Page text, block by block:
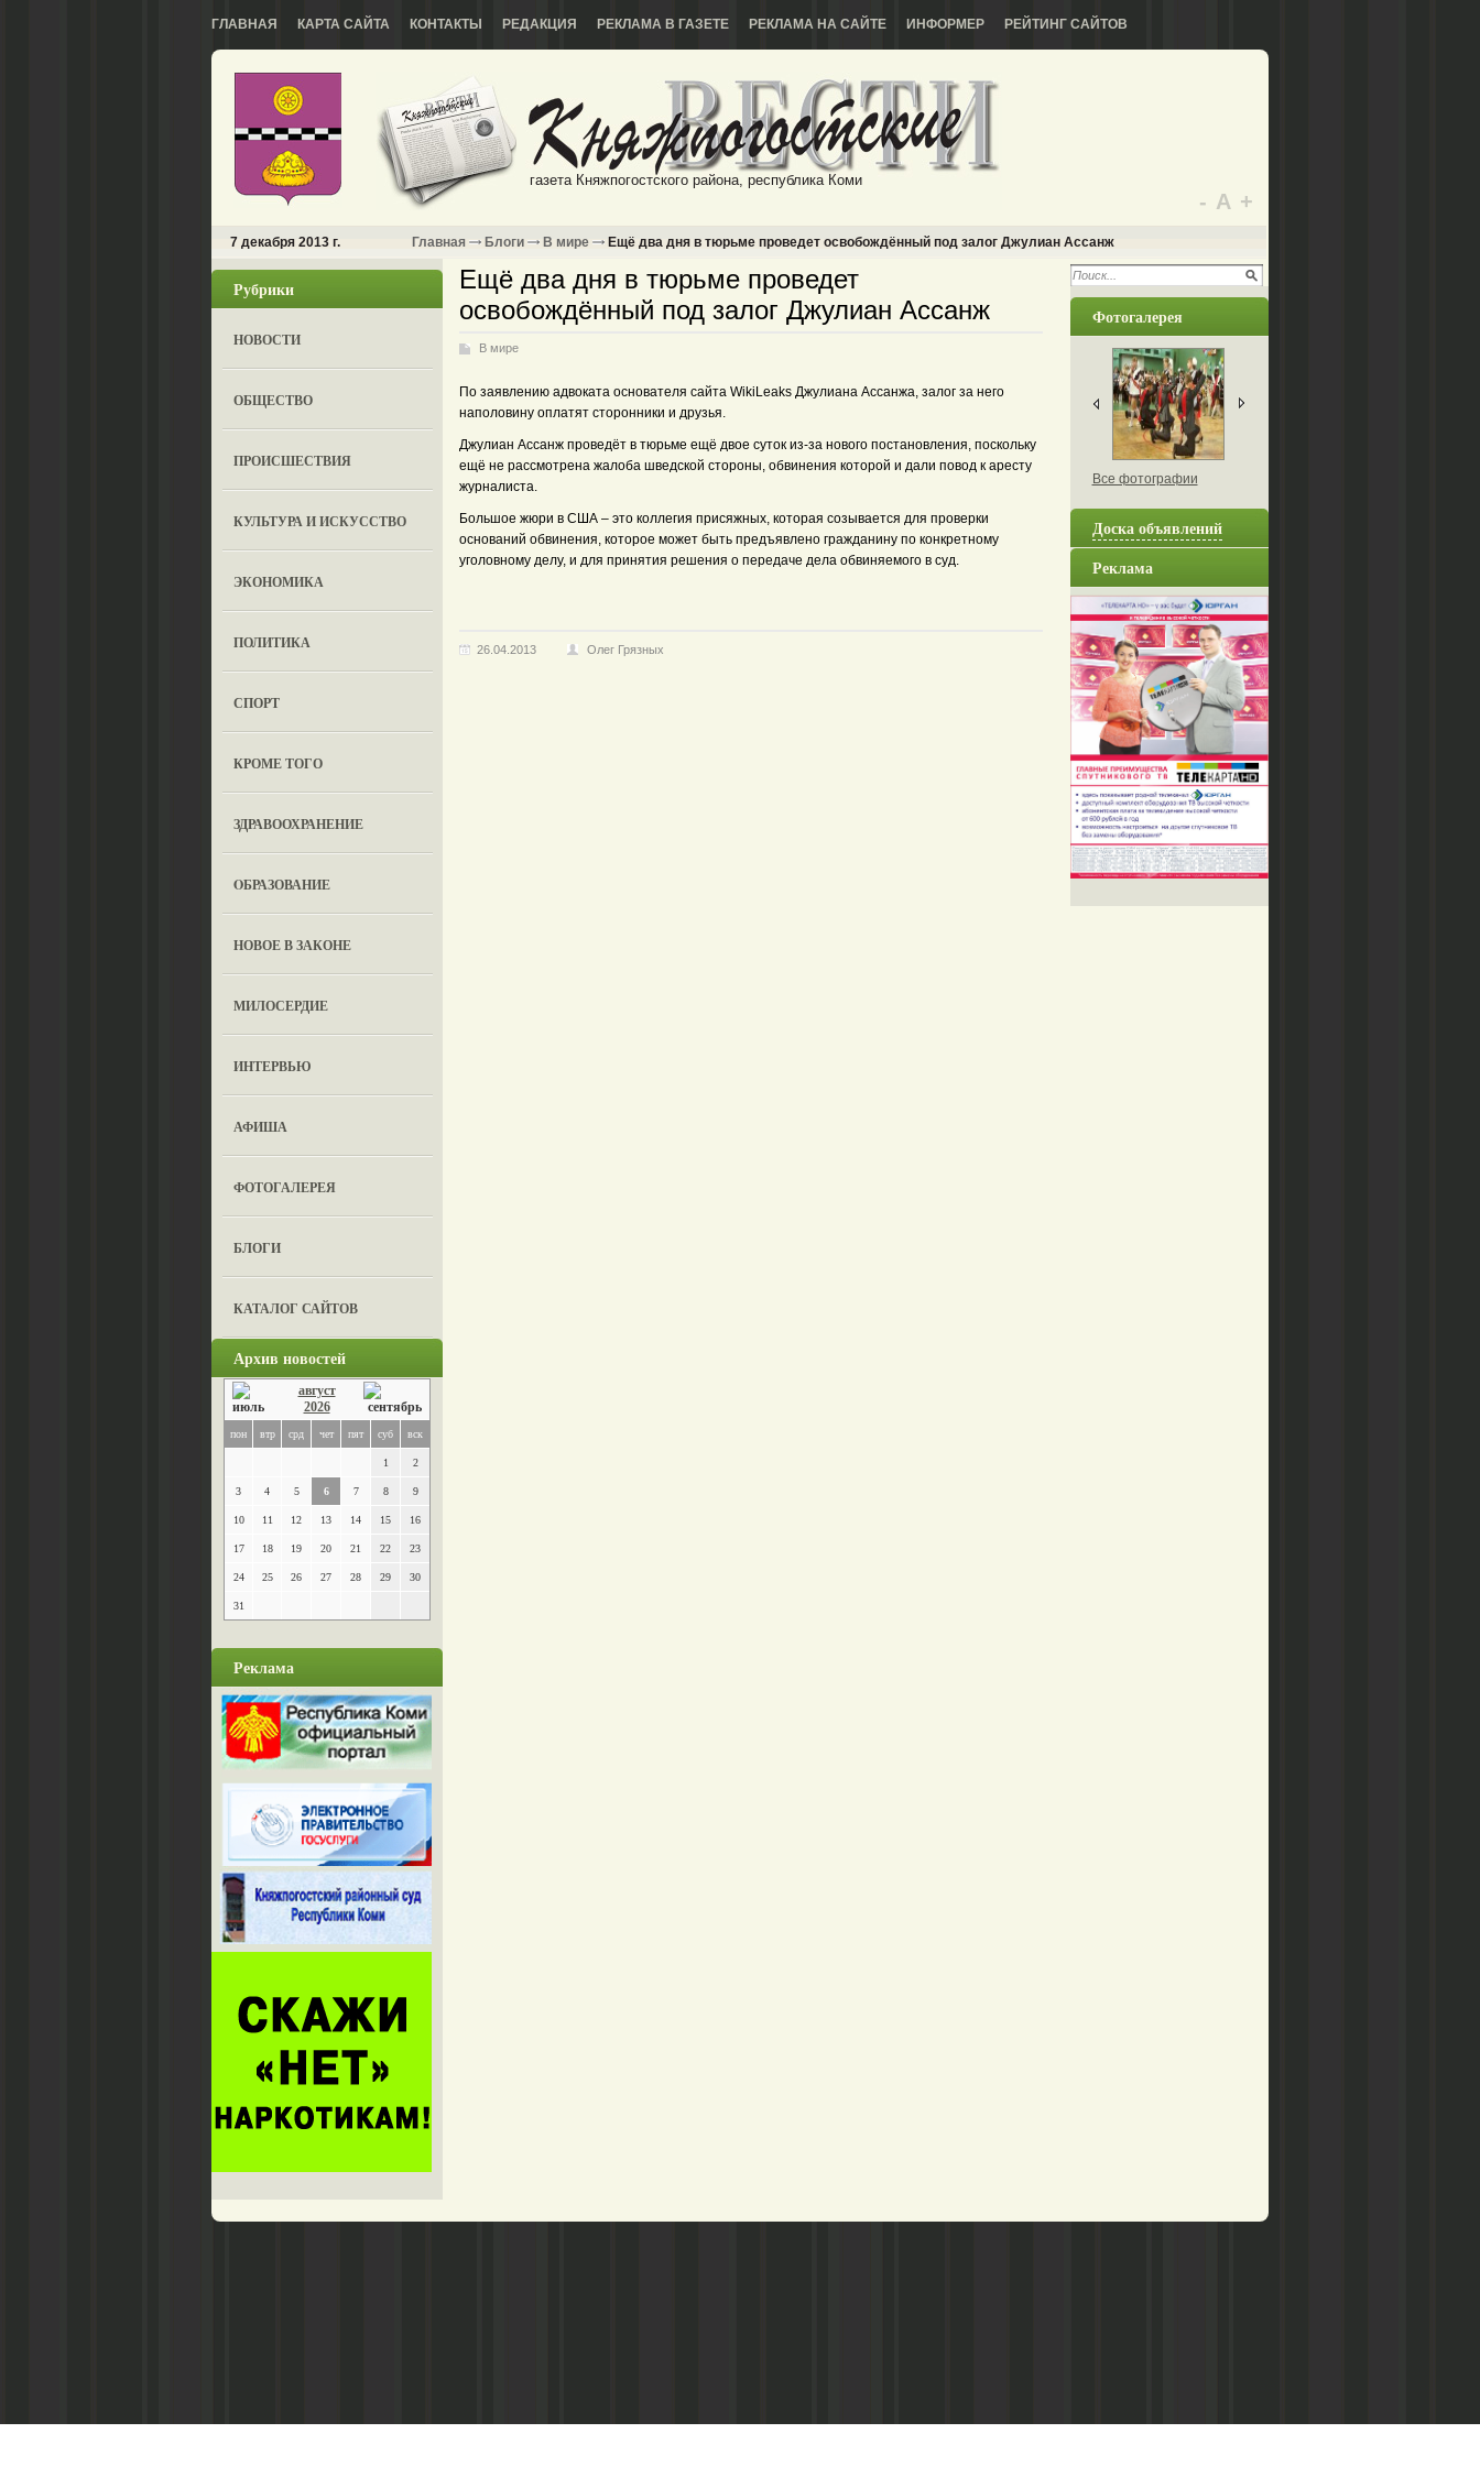
ГЛАВНАЯ КАРТА САЙТА КОНТАКТЫ РЕДАКЦИЯ РЕКЛАМА В ГАЗЕТЕ РЕКЛАМА НА САЙТЕ ИНФОРМЕР РЕЙТИНГ САЙТОВ
газета Княжпогостского района, республика Коми
- А +
7 декабря 2013 г. Главная Блоги В мире Ещё два дня в тюрьме проведет освобождённый под залог Джулиан Ассанж
Рубрики
НОВОСТИ
ОБЩЕСТВО
ПРОИСШЕСТВИЯ
КУЛЬТУРА И ИСКУССТВО
ЭКОНОМИКА
ПОЛИТИКА
СПОРТ
КРОМЕ ТОГО
ЗДРАВООХРАНЕНИЕ
OБРАЗОВАНИЕ
НОВОЕ В ЗАКОНЕ
МИЛОСЕРДИЕ
ИНТЕРВЬЮ
АФИША
ФОТОГАЛЕРЕЯ
БЛОГИ
КАТАЛОГ САЙТОВ
Архив новостей
август
2026
пон втр срд чет пят суб вск
1 2
3 4 5 6 7 8 9
10 11 12 13 14 15 16
17 18 19 20 21 22 23
24 25 26 27 28 29 30
31
Реклама
Ещё два дня в тюрьме проведет
освобождённый под залог Джулиан Ассанж
В мире
По заявлению адвоката основателя сайта WikiLeaks Джулиана Ассанжа, залог за него
наполовину оплатят сторонники и друзья.
Джулиан Ассанж проведёт в тюрьме ещё двое суток из-за нового постановления, поскольку
ещё не рассмотрена жалоба шведской стороны, обвинения которой и дали повод к аресту
журналиста.
Большое жюри в США – это коллегия присяжных, которая созывается для проверки
оснований обвинения, которое может быть предъявлено гражданину по конкретному
уголовному делу, и для принятия решения о передаче дела обвиняемого в суд.
26.04.2013 Олег Грязных
Фотогалерея
Все фотографии
Доска объявлений
Реклама